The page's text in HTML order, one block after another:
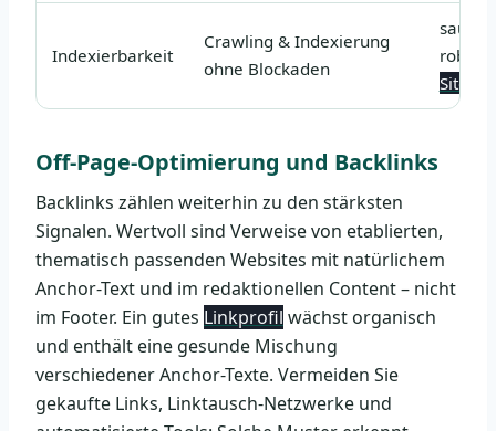
Indexierbarkeit
Crawling & Indexierung
ohne Blockaden
Off-Page-Optimierung und Backlinks
Backlinks zählen weiterhin zu den stärksten
Signalen. Wertvoll sind Verweise von etablierten,
thematisch passenden Websites mit natürlichem
Anchor-Text und im redaktionellen Content – nicht
im Footer. Ein gutes Linkprofil wächst organisch
und enthält eine gesunde Mischung
verschiedener Anchor-Texte. Vermeiden Sie
gekaufte Links, Linktausch-Netzwerke und